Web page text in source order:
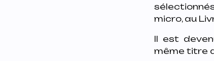
micro, au
Il est
même titre